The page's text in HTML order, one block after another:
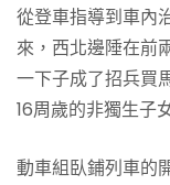
從登車指導到車內
來，西北邊陲在前
一下子成了招兵買
16周歲的非獨生子
動車組臥鋪列車的